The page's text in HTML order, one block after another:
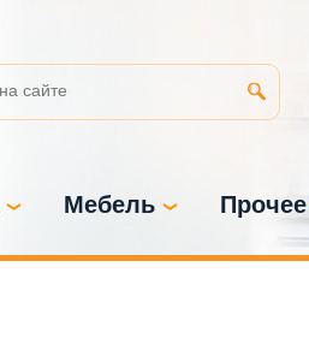
Мебель Прочее